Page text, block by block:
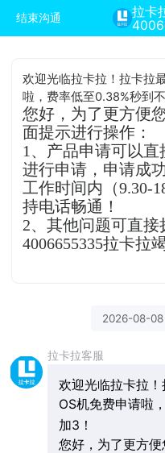
结束沟通
拉卡
欢迎光临拉卡拉！拉卡拉
啦，费率低至0.38%秒到
您好，为了更方便
面提示进行操作：
1、产品申请可以直
进行申请，申请成
工作时间内（9.30-
持电话畅通！
2、其他问题可直接
4006655335拉卡拉
2026-08-08
拉卡拉客服
欢迎光临拉卡拉
OS机免费申请啦
加3！
您好，为了更方